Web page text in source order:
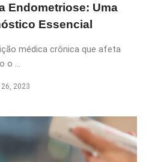
Endometriose: Uma
Essencial
médica crônica que afeta
...
2023